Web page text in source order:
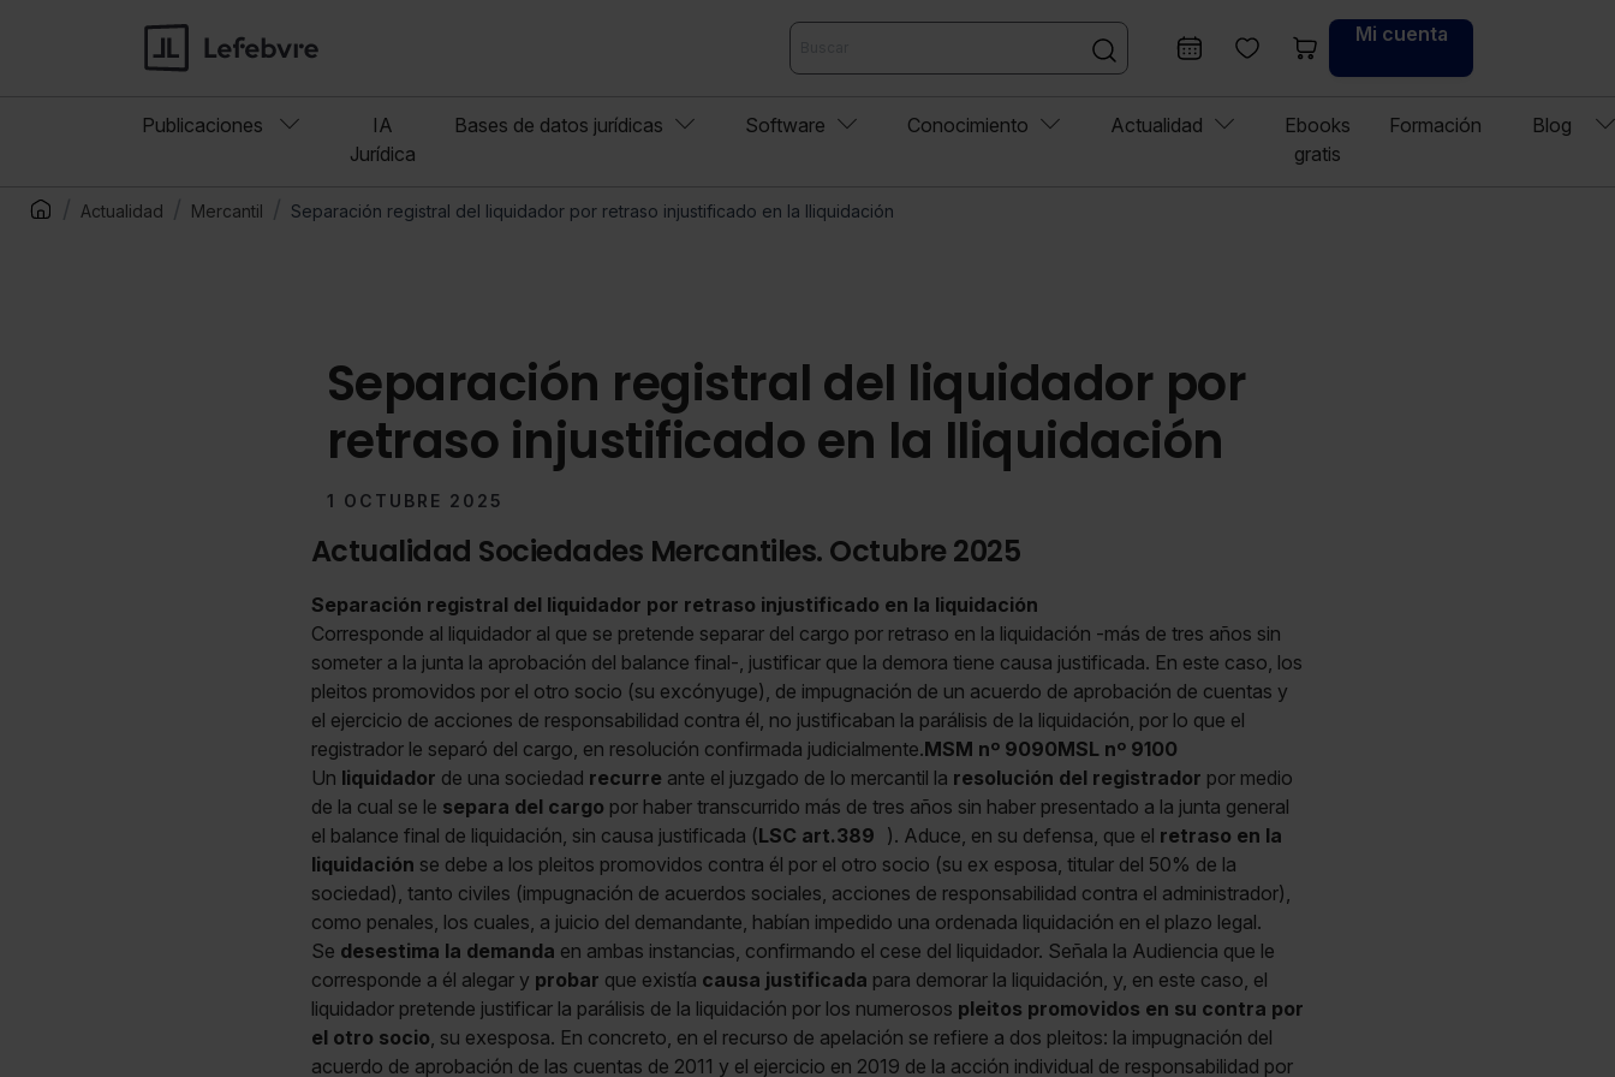
Mi cuenta
Publicaciones
IA
Jurídica
Bases de datos jurídicas Software Conocimiento Actualidad
Ebooks
gratis
Formación Blog
Actualidad Mercantil Separación registral del liquidador por retraso injustificado en la lliquidación
Separación registral del liquidador por
retraso injustificado en la lliquidación
1 OCTUBRE 2025
Actualidad Sociedades Mercantiles. Octubre 2025
Separación registral del liquidador por retraso injustificado en la liquidación
Corresponde al liquidador al que se pretende separar del cargo por retraso en la liquidación -más de tres años sin
someter a la junta la aprobación del balance final-, justificar que la demora tiene causa justificada. En este caso, los
pleitos promovidos por el otro socio (su excónyuge), de impugnación de un acuerdo de aprobación de cuentas y
el ejercicio de acciones de responsabilidad contra él, no justificaban la parálisis de la liquidación, por lo que el
registrador le separó del cargo, en resolución confirmada judicialmente.MSM nº 9090MSL nº 9100
Un liquidador de una sociedad recurre ante el juzgado de lo mercantil la resolución del registrador por medio
de la cual se le separa del cargo por haber transcurrido más de tres años sin haber presentado a la junta general
el balance final de liquidación, sin causa justificada (LSC art.389 ). Aduce, en su defensa, que el retraso en la
liquidación se debe a los pleitos promovidos contra él por el otro socio (su ex esposa, titular del 50% de la
sociedad), tanto civiles (impugnación de acuerdos sociales, acciones de responsabilidad contra el administrador),
como penales, los cuales, a juicio del demandante, habían impedido una ordenada liquidación en el plazo legal.
Se desestima la demanda en ambas instancias, confirmando el cese del liquidador. Señala la Audiencia que le
corresponde a él alegar y probar que existía causa justificada para demorar la liquidación, y, en este caso, el
liquidador pretende justificar la parálisis de la liquidación por los numerosos pleitos promovidos en su contra por
el otro socio, su exesposa. En concreto, en el recurso de apelación se refiere a dos pleitos: la impugnación del
acuerdo de aprobación de las cuentas de 2011 y el ejercicio en 2019 de la acción individual de responsabilidad por